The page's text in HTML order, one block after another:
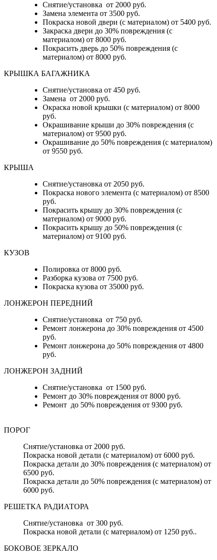
Снятие/установка от 2000 руб.
Замена элемента от 3500 руб.
Покраска новой двери (с материалом) от 5400 руб.
Закраска двери до 30% повреждения (с
материалом) от 8000 руб.
Покрасить дверь до 50% повреждения (с
материалом) от 8000 руб.
КРЫШКА БАГАЖНИКА
Снятие/установка от 450 руб.
Замена от 2000 руб.
Окраска новой крышки (с материалом) от 8000
руб.
Окрашивание крыши до 30% повреждения (с
материалом) от 9500 руб.
Окрашивание до 50% повреждения (с материалом)
от 9550 руб.
КРЫША
Снятие/установка от 2050 руб.
Покраска нового элемента (с материалом) от 8500
руб.
Покрасить крышу до 30% повреждения (с
материалом) от 9000 руб.
Покрасить крышу до 50% повреждения (с
материалом) от 9100 руб.
КУЗОВ
Полировка от 8000 руб.
Разборка кузова от 7500 руб.
Покраска кузова от 35000 руб.
ЛОНЖЕРОН ПЕРЕДНИЙ
Снятие/установка от 750 руб.
Ремонт лонжерона до 30% повреждения от 4500
руб.
Ремонт лонжерона до 50% повреждения от 4800
руб.
ЛОНЖЕРОН ЗАДНИЙ
Снятие/установка от 1500 руб.
Ремонт до 30% повреждения от 8000 руб.
Ремонт до 50% повреждения от 9300 руб.
ПОРОГ
Снятие/установка от 2000 руб.
Покраска новой детали (с материалом) от 6000 руб.
Покраска детали до 30% повреждения (с материалом) от
6500 руб.
Покраска детали до 50% повреждения (с материалом) от
6000 руб.
РЕШЕТКА РАДИАТОРА
Снятие/установка от 300 руб.
Покраска новой детали (с материалом) от 1250 руб..
БОКОВОЕ ЗЕРКАЛО